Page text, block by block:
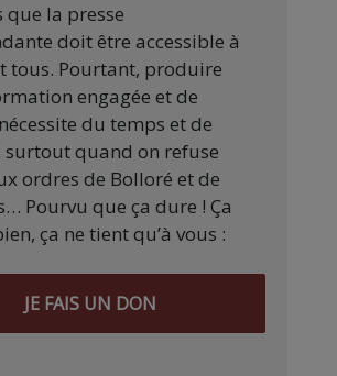
que la presse
doit être accessible à
tous. Pourtant, produire
engagée et de
du temps et de
surtout quand on refuse
ordres de Bolloré et de
Pourvu que ça dure ! Ça
ça ne tient qu’à vous :
JE FAIS UN DON